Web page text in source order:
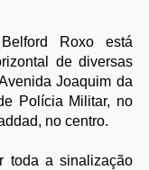
Roxo está
de diversas
Joaquim da
Polícia Militar, no
no centro.
toda a sinalização